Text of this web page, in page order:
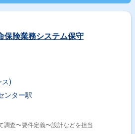
保険業務システム保守
ス)
ンター駅
調査〜要件定義〜設計などを担当